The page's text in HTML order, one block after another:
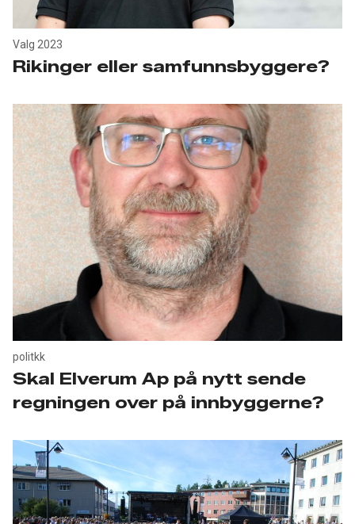
Valg 2023
Rikinger eller samfunnsbyggere?
politkk
Skal Elverum Ap på nytt sende
regningen over på innbyggerne?